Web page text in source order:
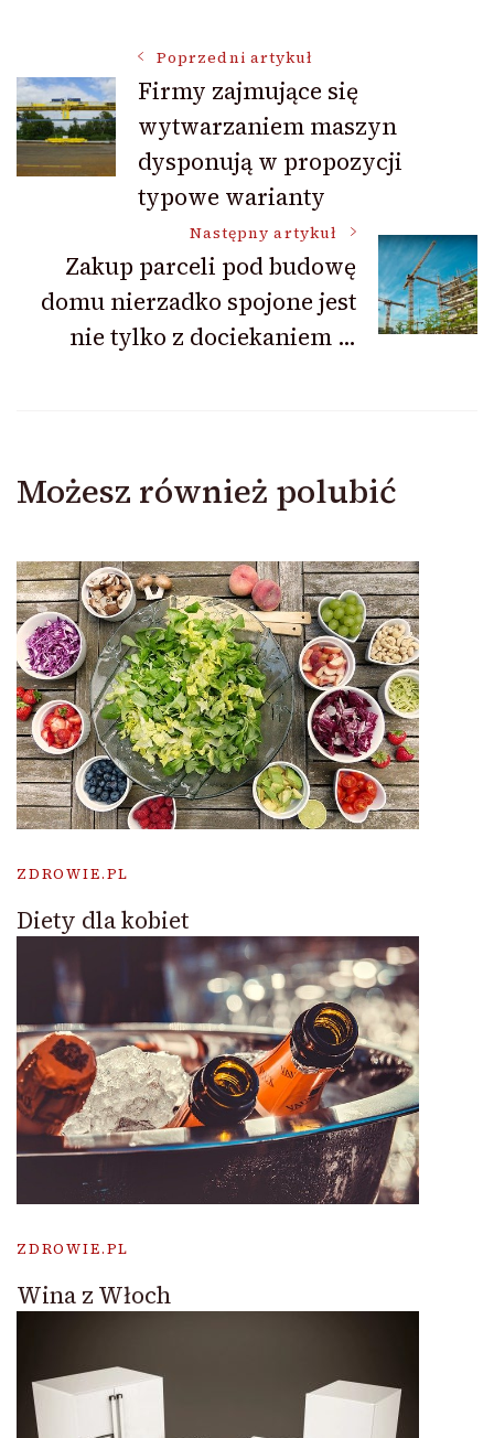
Nawigacja
wpisu
Poprzedni artykuł
Firmy zajmujące się
wytwarzaniem maszyn
dysponują w propozycji
typowe warianty
Następny artykuł
Zakup parceli pod budowę
domu nierzadko spojone jest
nie tylko z dociekaniem …
Możesz również polubić
ZDROWIE.PL
Diety dla kobiet
ZDROWIE.PL
Wina z Włoch